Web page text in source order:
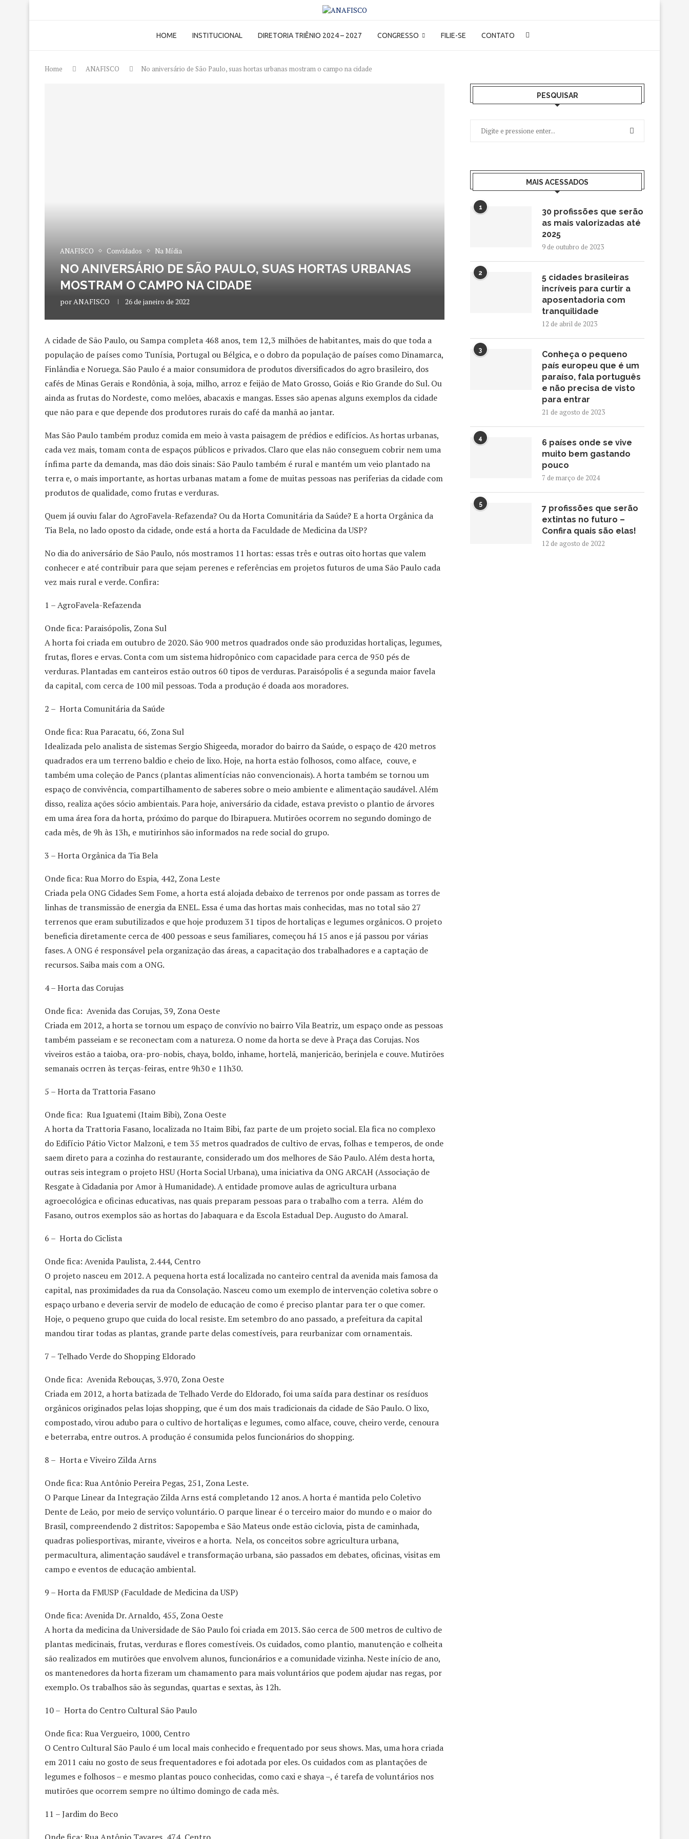
HOME INSTITUCIONAL DIRETORIA TRIÊNIO 2024 – 2027 CONGRESSO FILIE-SE CONTATO
Home ANAFISCO No aniversário de São Paulo, suas hortas urbanas mostram o campo na cidade
ANAFISCO Convidados Na Mídia
NO ANIVERSÁRIO DE SÃO PAULO, SUAS HORTAS URBANAS
MOSTRAM O CAMPO NA CIDADE
porANAFISCO 26 de janeiro de 2022
A cidade de São Paulo, ou Sampa completa 468 anos, tem 12,3 milhões de habitantes, mais do que toda a
população de países como Tunísia, Portugal ou Bélgica, e o dobro da população de países como Dinamarca,
Finlândia e Noruega. São Paulo é a maior consumidora de produtos diversificados do agro brasileiro, dos
cafés de Minas Gerais e Rondônia, à soja, milho, arroz e feijão de Mato Grosso, Goiás e Rio Grande do Sul. Ou
ainda as frutas do Nordeste, como melões, abacaxis e mangas. Esses são apenas alguns exemplos da cidade
que não para e que depende dos produtores rurais do café da manhã ao jantar.
Mas São Paulo também produz comida em meio à vasta paisagem de prédios e edifícios. As hortas urbanas,
cada vez mais, tomam conta de espaços públicos e privados. Claro que elas não conseguem cobrir nem uma
ínfima parte da demanda, mas dão dois sinais: São Paulo também é rural e mantém um veio plantado na
terra e, o mais importante, as hortas urbanas matam a fome de muitas pessoas nas periferias da cidade com
produtos de qualidade, como frutas e verduras.
Quem já ouviu falar do AgroFavela-Refazenda? Ou da Horta Comunitária da Saúde? E a horta Orgânica da
Tia Bela, no lado oposto da cidade, onde está a horta da Faculdade de Medicina da USP?
No dia do aniversário de São Paulo, nós mostramos 11 hortas: essas três e outras oito hortas que valem
conhecer e até contribuir para que sejam perenes e referências em projetos futuros de uma São Paulo cada
vez mais rural e verde. Confira:
1 – AgroFavela-Refazenda
Onde fica: Paraisópolis, Zona Sul
A horta foi criada em outubro de 2020. São 900 metros quadrados onde são produzidas hortaliças, legumes,
frutas, flores e ervas. Conta com um sistema hidropônico com capacidade para cerca de 950 pés de
verduras. Plantadas em canteiros estão outros 60 tipos de verduras. Paraisópolis é a segunda maior favela
da capital, com cerca de 100 mil pessoas. Toda a produção é doada aos moradores.
2 – Horta Comunitária da Saúde
Onde fica: Rua Paracatu, 66, Zona Sul
Idealizada pelo analista de sistemas Sergio Shigeeda, morador do bairro da Saúde, o espaço de 420 metros
quadrados era um terreno baldio e cheio de lixo. Hoje, na horta estão folhosos, como alface, couve, e
também uma coleção de Pancs (plantas alimentícias não convencionais). A horta também se tornou um
espaço de convivência, compartilhamento de saberes sobre o meio ambiente e alimentação saudável. Além
disso, realiza ações sócio ambientais. Para hoje, aniversário da cidade, estava previsto o plantio de árvores
em uma área fora da horta, próximo do parque do Ibirapuera. Mutirões ocorrem no segundo domingo de
cada mês, de 9h às 13h, e mutirinhos são informados na rede social do grupo.
3 – Horta Orgânica da Tia Bela
Onde fica: Rua Morro do Espia, 442, Zona Leste
Criada pela ONG Cidades Sem Fome, a horta está alojada debaixo de terrenos por onde passam as torres de
linhas de transmissão de energia da ENEL. Essa é uma das hortas mais conhecidas, mas no total são 27
terrenos que eram subutilizados e que hoje produzem 31 tipos de hortaliças e legumes orgânicos. O projeto
beneficia diretamente cerca de 400 pessoas e seus familiares, começou há 15 anos e já passou por várias
fases. A ONG é responsável pela organização das áreas, a capacitação dos trabalhadores e a captação de
recursos. Saiba mais com a ONG.
4 – Horta das Corujas
Onde fica: Avenida das Corujas, 39, Zona Oeste
Criada em 2012, a horta se tornou um espaço de convívio no bairro Vila Beatriz, um espaço onde as pessoas
também passeiam e se reconectam com a natureza. O nome da horta se deve à Praça das Corujas. Nos
viveiros estão a taioba, ora-pro-nobis, chaya, boldo, inhame, hortelã, manjericão, berinjela e couve. Mutirões
semanais ocrren às terças-feiras, entre 9h30 e 11h30.
5 – Horta da Trattoria Fasano
Onde fica: Rua Iguatemi (Itaim Bibi), Zona Oeste
A horta da Trattoria Fasano, localizada no Itaim Bibi, faz parte de um projeto social. Ela fica no complexo
do Edifício Pátio Victor Malzoni, e tem 35 metros quadrados de cultivo de ervas, folhas e temperos, de onde
saem direto para a cozinha do restaurante, considerado um dos melhores de São Paulo. Além desta horta,
outras seis integram o projeto HSU (Horta Social Urbana), uma iniciativa da ONG ARCAH (Associação de
Resgate à Cidadania por Amor à Humanidade). A entidade promove aulas de agricultura urbana
agroecológica e oficinas educativas, nas quais preparam pessoas para o trabalho com a terra. Além do
Fasano, outros exemplos são as hortas do Jabaquara e da Escola Estadual Dep. Augusto do Amaral.
6 – Horta do Ciclista
Onde fica: Avenida Paulista, 2.444, Centro
O projeto nasceu em 2012. A pequena horta está localizada no canteiro central da avenida mais famosa da
capital, nas proximidades da rua da Consolação. Nasceu como um exemplo de intervenção coletiva sobre o
espaço urbano e deveria servir de modelo de educação de como é preciso plantar para ter o que comer.
Hoje, o pequeno grupo que cuida do local resiste. Em setembro do ano passado, a prefeitura da capital
mandou tirar todas as plantas, grande parte delas comestíveis, para reurbanizar com ornamentais.
7 – Telhado Verde do Shopping Eldorado
Onde fica: Avenida Rebouças, 3.970, Zona Oeste
Criada em 2012, a horta batizada de Telhado Verde do Eldorado, foi uma saída para destinar os resíduos
orgânicos originados pelas lojas shopping, que é um dos mais tradicionais da cidade de São Paulo. O lixo,
compostado, virou adubo para o cultivo de hortaliças e legumes, como alface, couve, cheiro verde, cenoura
e beterraba, entre outros. A produção é consumida pelos funcionários do shopping.
8 – Horta e Viveiro Zilda Arns
Onde fica: Rua Antônio Pereira Pegas, 251, Zona Leste.
O Parque Linear da Integração Zilda Arns está completando 12 anos. A horta é mantida pelo Coletivo
Dente de Leão, por meio de serviço voluntário. O parque linear é o terceiro maior do mundo e o maior do
Brasil, compreendendo 2 distritos: Sapopemba e São Mateus onde estão ciclovia, pista de caminhada,
quadras poliesportivas, mirante, viveiros e a horta. Nela, os conceitos sobre agricultura urbana,
permacultura, alimentação saudável e transformação urbana, são passados em debates, oficinas, visitas em
campo e eventos de educação ambiental.
9 – Horta da FMUSP (Faculdade de Medicina da USP)
Onde fica: Avenida Dr. Arnaldo, 455, Zona Oeste
A horta da medicina da Universidade de São Paulo foi criada em 2013. São cerca de 500 metros de cultivo de
plantas medicinais, frutas, verduras e flores comestíveis. Os cuidados, como plantio, manutenção e colheita
são realizados em mutirões que envolvem alunos, funcionários e a comunidade vizinha. Neste início de ano,
os mantenedores da horta fizeram um chamamento para mais voluntários que podem ajudar nas regas, por
exemplo. Os trabalhos são às segundas, quartas e sextas, às 12h.
10 – Horta do Centro Cultural São Paulo
Onde fica: Rua Vergueiro, 1000, Centro
O Centro Cultural São Paulo é um local mais conhecido e frequentado por seus shows. Mas, uma hora criada
em 2011 caiu no gosto de seus frequentadores e foi adotada por eles. Os cuidados com as plantações de
legumes e folhosos – e mesmo plantas pouco conhecidas, como caxi e shaya –, é tarefa de voluntários nos
mutirões que ocorrem sempre no último domingo de cada mês.
11 – Jardim do Beco
PESQUISAR
MAIS ACESSADOS
1
30 profissões que serão
as mais valorizadas até
2025
9 de outubro de 2023
2
5 cidades brasileiras
incríveis para curtir a
aposentadoria com
tranquilidade
12 de abril de 2023
3
Conheça o pequeno
país europeu que é um
paraíso, fala português
e não precisa de visto
para entrar
21 de agosto de 2023
4
6 países onde se vive
muito bem gastando
pouco
7 de março de 2024
5
7 profissões que serão
extintas no futuro –
Confira quais são elas!
12 de agosto de 2022